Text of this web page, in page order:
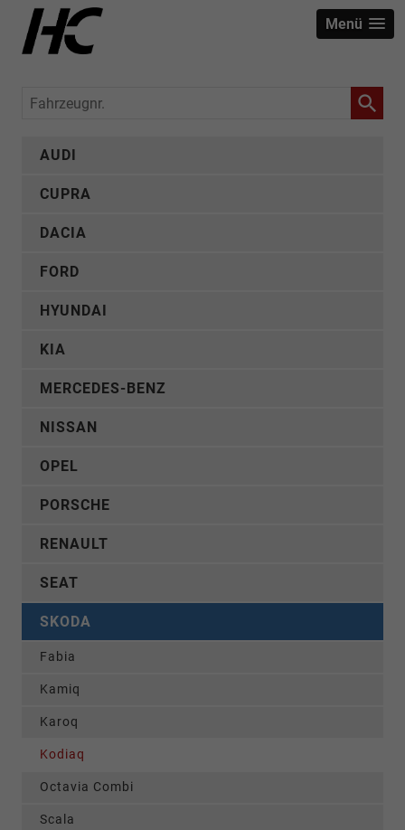
Menü
Fahrzeugnr.
AUDI
CUPRA
DACIA
FORD
HYUNDAI
KIA
MERCEDES-BENZ
NISSAN
OPEL
PORSCHE
RENAULT
SEAT
SKODA
Fabia
Kamiq
Karoq
Kodiaq
Octavia Combi
Scala